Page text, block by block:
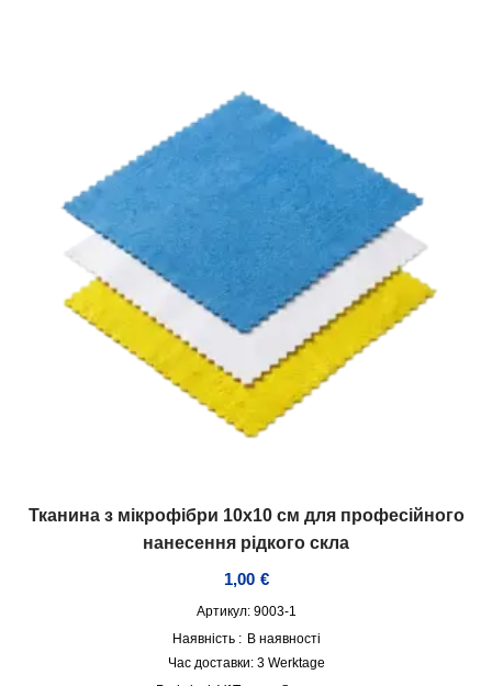
Тканина з мікрофібри 10х10 см для професійного
нанесення рідкого скла
1,00 €
Артикул: 9003-1
Наявність : В наявності
Час доставки: 3 Werktage